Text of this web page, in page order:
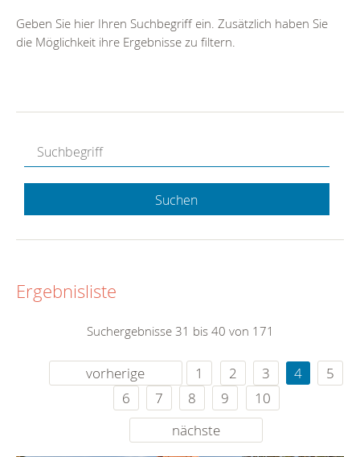
Geben Sie hier Ihren Suchbegriff ein. Zusätzlich haben Sie
die Möglichkeit ihre Ergebnisse zu filtern.
Suchen
Ergebnisliste
Suchergebnisse 31 bis 40 von 171
vorherige 1 2 3 4
5
6
7 8 9
10
nächste